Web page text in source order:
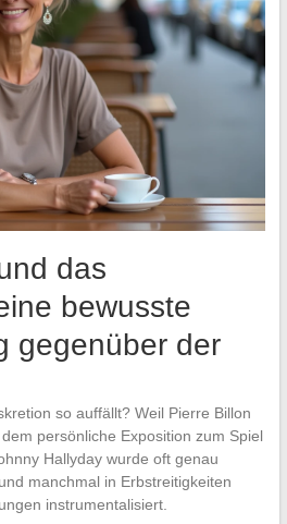
das
bewusste
gegenüber der
so auffällt? Weil Pierre Billon
persönliche Exposition zum Spiel
Hallyday wurde oft genau
manchmal in Erbstreitigkeiten
instrumentalisiert.